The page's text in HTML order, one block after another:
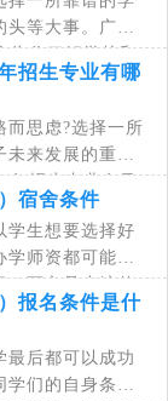
头等大事。广东
为你了解学校和
招生专业有哪
而思虑?选择一所
未来发展的重要
年招生专业名录
宿舍条件
学生想要选择好
学师资都可能是
。下文是小编整
报名条件是什
最后都可以成功
学们的自身条件